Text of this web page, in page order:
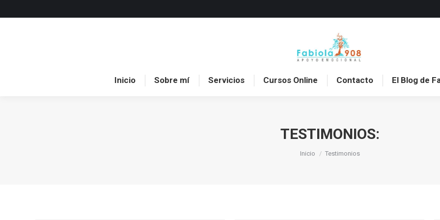
Inicio Sobre mí Servicios Cursos Online Contacto El Blog de
TESTIMONIOS:
Estás aquí:
Inicio Testimonios
Inicio Sobre mí Servicios Cursos Online